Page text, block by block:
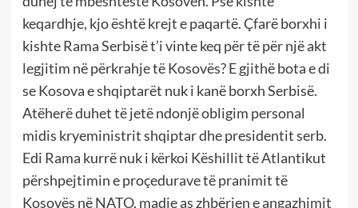
keqardhje, kjo është krejt e paqartë. Çfarë borxhi i
kishte Rama Serbisë t’i vinte keq për të për një akt
legjitim në përkrahje të Kosovës? E gjithë bota e di
se Kosova e shqiptarët nuk i kanë borxh Serbisë.
Atëherë duhet të jetë ndonjë obligim personal
midis kryeministrit shqiptar dhe presidentit serb.
Edi Rama kurrë nuk i kërkoi Këshillit të Atlantikut
përshpejtimin e proçedurave të pranimit të
Kosovës në NATO, madje as zhbërjen e angazhimit